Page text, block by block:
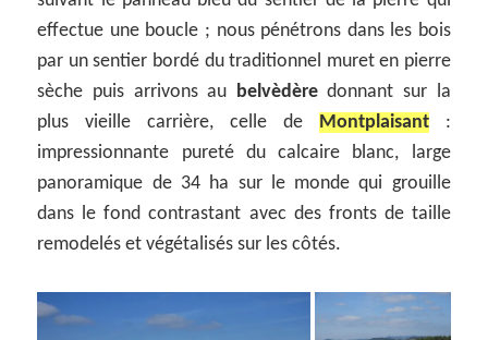
effectue une boucle ; nous pénétrons dans les bois
par un sentier bordé du traditionnel muret en pierre
sèche puis arrivons au
belvèdèredonnant sur la
plus vieille carrière, celle de
Montplaisant:
impressionnante pureté du calcaire blanc, large
panoramique de 34 ha sur le monde qui grouille
dans le fond contrastant avec des fronts de taille
remodelés et végétalisés sur les côtés.